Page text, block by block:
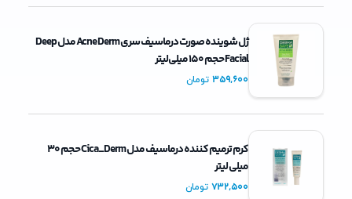
ژل شوینده صورت درماسیف سری Acne Derm مدل Deep
Facial حجم ۱۵۰ میلی‌لیتر
359,600تومان
کرم ترمیم کننده درماسیف مدل Cica_Derm حجم 30
میلی لیتر
732,500تومان